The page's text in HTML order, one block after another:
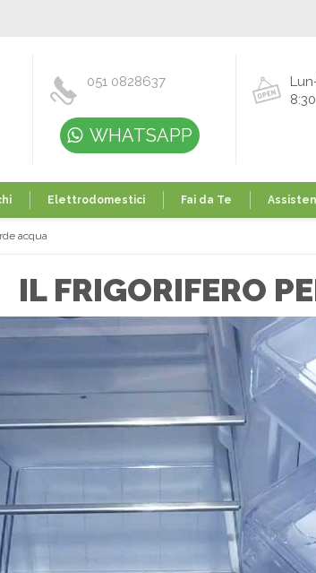
051 0828637
WHATSAPP
Elettrodomestici Fai da Te
acqua
IL FRIGORIFERO